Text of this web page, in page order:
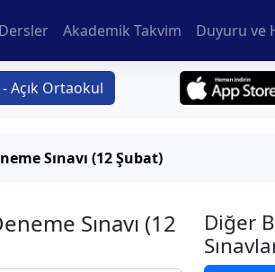
Dersler Akademik Takvim Duyuru ve
Açık Ortaokul
Sınavı (12 Şubat)
Sınavı (12
Diğer